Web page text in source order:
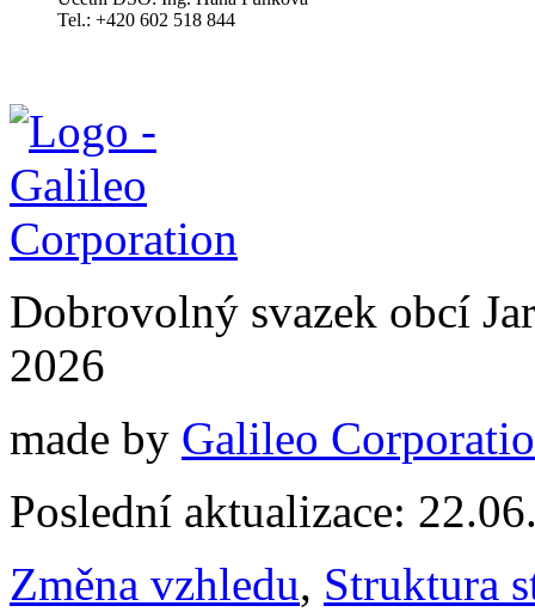
Tel.: +420 602 518 844
Dobrovolný svazek obcí
2026
made by Galileo
Poslední aktualizace:
Změna vzhledu, Struktura